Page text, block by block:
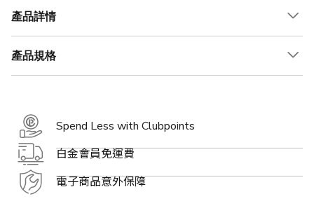
產品詳情
產品規格
Spend Less with Clubpoints
白金會員免運費
電子商品意外保障